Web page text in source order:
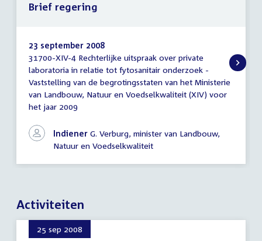
Brief
regering
23 september 2008
31700-XIV-4 Rechterlijke uitspraak over private
laboratoria in relatie tot fytosanitair onderzoek -
Vaststelling van de begrotingsstaten van het Ministerie
van Landbouw, Natuur en Voedselkwaliteit (XIV) voor
het jaar 2009
Indiener G. Verburg, minister van Landbouw,
Natuur en Voedselkwaliteit
Brief regering
Activiteiten
25 sep 2008